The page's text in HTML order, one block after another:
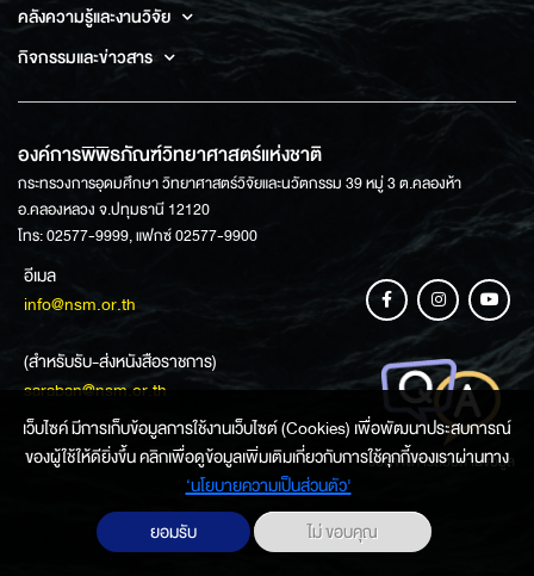
คลังความรู้และงานวิจัย
กิจกรรมและข่าวสาร
องค์การพิพิธภัณฑ์วิทยาศาสตร์แห่งชาติ
กระทรวงการอุดมศึกษา วิทยาศาสตร์วิจัยและนวัตกรรม 39 หมู่ 3 ต.คลองห้า
อ.คลองหลวง จ.ปทุมธานี 12120
โทร: 02577-9999, แฟกซ์ 02577-9900
อีเมล
info@nsm.or.th
(สำหรับรับ-ส่งหนังสือราชการ)
saraban@nsm.or.th
ช่องทางการสอบถามข้อมูล
เว็บไซค์ มีการเก็บข้อมูลการใช้งานเว็บไซต์ (Cookies) เพื่อพัฒนาประสบการณ์
ของผู้ใช้ให้ดียิ่งขึ้น คลิกเพื่อดูข้อมูลเพิ่มเติมเกี่ยวกับการใช้คุกกี้ของเราผ่านทาง
‘นโยบายความเป็นส่วนตัว'
ยอมรับ
ไม่ ขอบคุณ